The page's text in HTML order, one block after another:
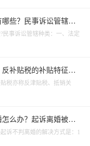
些？民事诉讼管辖是
息
民事诉讼管辖种类：一、法定
补贴税的补贴特征是
税亦称反津贴税、抵销关
么办？起诉离婚被起
诉不判离婚的解决方式是：1